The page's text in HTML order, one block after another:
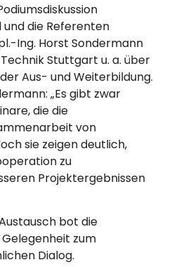
die Referenten
Ing. Horst Sondermann
Stuttgart u. a. über
Aus- und Weiterbildung.
„Es gibt zwar
die die
von
sie zeigen deutlich,
zu
Projektergebnissen
bot die
zum
Dialog.